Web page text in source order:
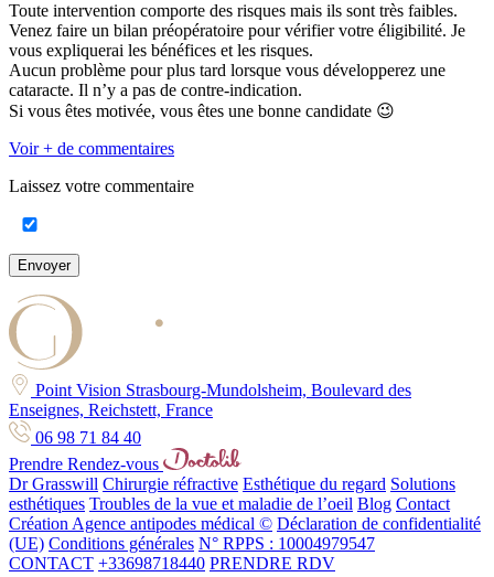
Toute intervention comporte des risques mais ils sont très faibles.
Venez faire un bilan préopératoire pour vérifier votre éligibilité. Je
vous expliquerai les bénéfices et les risques.
Aucun problème pour plus tard lorsque vous développerez une
cataracte. Il n’y a pas de contre-indication.
Si vous êtes motivée, vous êtes une bonne candidate 😉
Voir + de commentaires
Laissez votre commentaire
Envoyer
Point Vision Strasbourg-Mundolsheim, Boulevard des
Enseignes, Reichstett, France
06 98 71 84 40
Prendre Rendez-vous
Dr Grasswill Chirurgie réfractive Esthétique du regard Solutions
esthétiques Troubles de la vue et maladie de l’oeil Blog Contact
Création Agence antipodes médical © Déclaration de confidentialité
(UE) Conditions générales N° RPPS : 10004979547
CONTACT +33698718440 PRENDRE RDV